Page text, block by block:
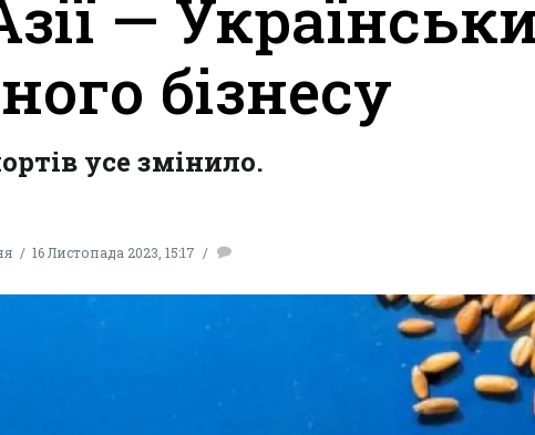
—
бізнесу
усе змінило.
16 Листопада 2023, 15:17